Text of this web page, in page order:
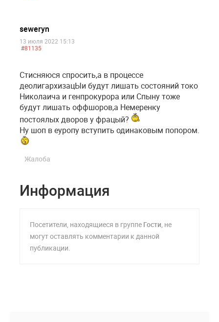
seweryn
13 июля 2022 15:13
#81135
Стисняюся спросить,а в процессе
деолигархизацЫи будут лишать состояний токо
Николаича и генпрокурора или Спыну тоже
будут лишать оффшоров,а Немеренку
постоялых дворов у фрацый?
Ну шоп в еуропу вступить одинаковым попором.
Жалоба
Информация
Посетители, находящиеся в группе Гости, не
могут оставлять комментарии к данной
публикации.